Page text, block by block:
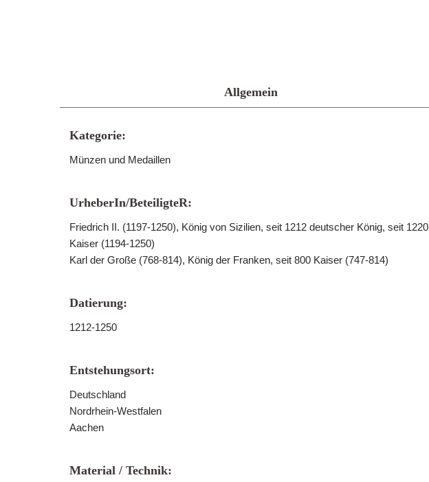
Allgemein
Kategorie:
Münzen und Medaillen
UrheberIn/BeteiligteR:
Friedrich II. (1197-1250), König von Sizilien, seit 1212 deutscher König, seit 1220
Kaiser (1194-1250)
Karl der Große (768-814), König der Franken, seit 800 Kaiser (747-814)
Datierung:
1212-1250
Entstehungsort:
Deutschland
Nordrhein-Westfalen
Aachen
Material / Technik: